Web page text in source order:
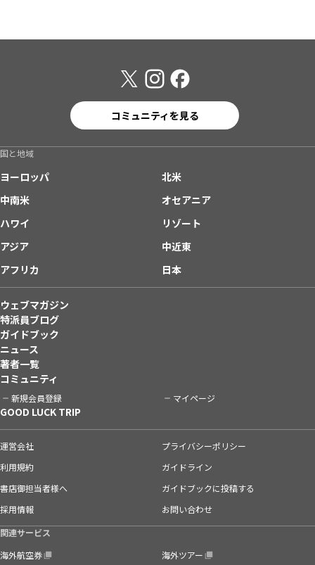
コミュニティを見る
国と地域
ヨーロッパ
北米
中南米
オセアニア
ハワイ
リゾート
アジア
中近東
アフリカ
日本
ウェブマガジン
特派員ブログ
ガイドブック
ニュース
著者一覧
コミュニティ
新規会員登録 マイページ
GOOD LUCK TRIP
運営会社
プライバシーポリシー
利用規約
ガイドライン
書店御担当者様へ
ガイドブックに投稿する
採用情報
お問い合わせ
関連サービス
海外航空券
海外ツアー